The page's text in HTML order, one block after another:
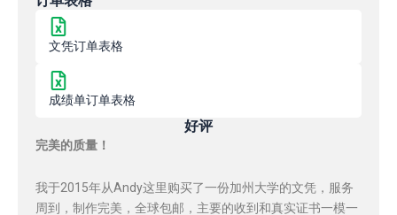
文凭订单表格
成绩单订单表格
好评
完美的质量！
我于2015年从Andy这里购买了一份加州大学的文凭，服务
周到，制作完美，全球包邮，主要的收到和真实证书一模一